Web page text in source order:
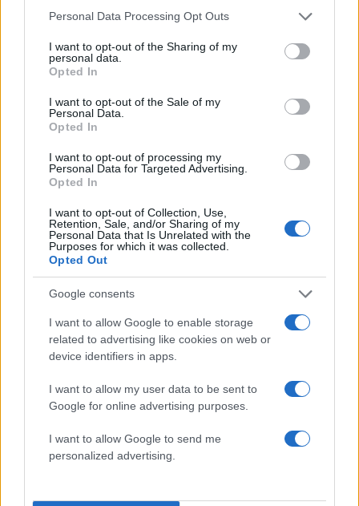
Please note that this website/app uses one or more Google
not limited to your visit or usage behaviour. You may click to
grant or deny consent to Google and its third-party tags to
use your data for below specified purposes in below Google
consent section.
Personal Data Processing Opt Outs
I want to opt-out of the Sharing of my
personal data.
Opted In
I want to opt-out of the Sale of my
Personal Data.
Opted In
I want to opt-out of processing my
Personal Data for Targeted Advertising.
Opted In
I want to opt-out of Collection, Use,
Retention, Sale, and/or Sharing of my
Personal Data that Is Unrelated with the
Purposes for which it was collected.
Opted Out
Google consents
I want to allow Google to enable storage
related to advertising like cookies on web or
device identifiers in apps.
I want to allow my user data to be sent to
Google for online advertising purposes.
I want to allow Google to send me
personalized advertising.
18:2227.11.23
ψαροταβέρνα στην Καστέλλα
18:3124.11.23
Κασσελάκης σε Κοτζιά: Είμαι ανοικτός στο
διάλογο και τη συνεργασία των προοδευτικών
δυνάμεων